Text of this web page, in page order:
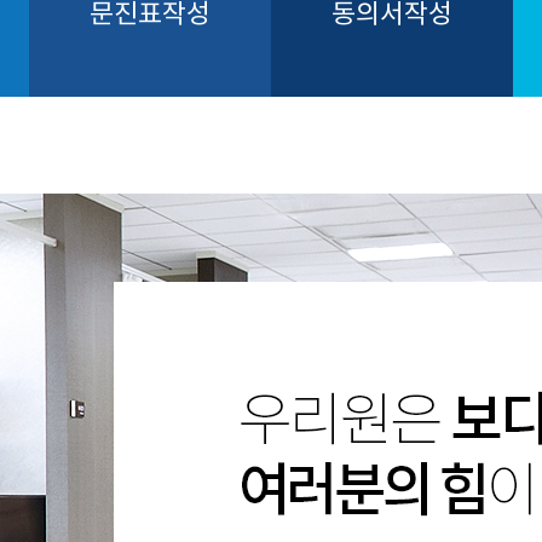
문진표작성 동의서작성